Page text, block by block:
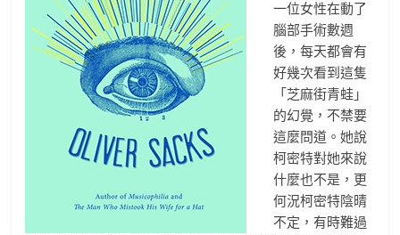
一位女性在動了
腦部手術數週
後，每天都會有
好幾次看到這隻
「芝麻街青蛙」
的幻覺，不禁要
這麼問道。她說
柯密特對她來說
什麼也不是，更
何況柯密特陰晴
不定，有時難過